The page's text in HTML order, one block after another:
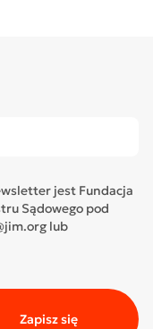
jest Fundacja
Sądowego pod
lub
Zapisz się